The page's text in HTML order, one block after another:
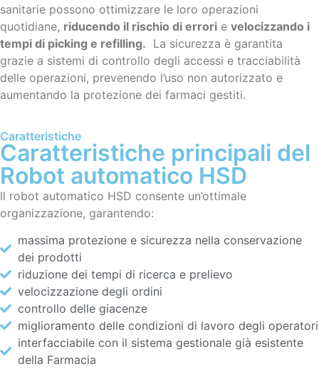
sanitarie possono ottimizzare le loro operazioni
quotidiane, riducendo il rischio di errori e velocizzando i
tempi di picking e refilling. La sicurezza è garantita
grazie a sistemi di controllo degli accessi e tracciabilità
delle operazioni, prevenendo l’uso non autorizzato e
aumentando la protezione dei farmaci gestiti.
Caratteristiche
Caratteristiche principali del
Robot automatico HSD
Il robot automatico HSD consente un’ottimale
organizzazione, garantendo:
massima protezione e sicurezza nella conservazione
dei prodotti
riduzione dei tempi di ricerca e prelievo
velocizzazione degli ordini
controllo delle giacenze
miglioramento delle condizioni di lavoro degli operatori
interfacciabile con il sistema gestionale già esistente
della Farmacia